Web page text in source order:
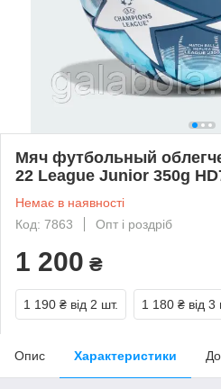
Мяч футбольный
22 League Junior 350g
Немає в наявності
Код: 7863
Опт і роздріб
1 200 ₴
1 190 ₴ від 2 шт. 1 180 ₴ від 3
Опис Характеристики